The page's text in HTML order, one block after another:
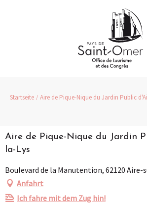
Startseite Aire de Pique-Nique du Jardin Public
Aire de Pique-Nique du Jardin
la-Lys
Boulevard de la Manutention, 62120 Aire-
Anfahrt
Ich fahre mit dem Zug hin!